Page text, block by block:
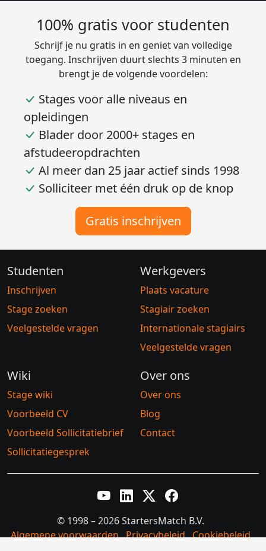
100% gratis voor studenten
Schrijf je nu gratis in en geniet van volledige
toegang. Inschrijven duurt slechts 3 minuten en
brengt je de volgende voordelen:
Stages voor alle niveaus en
opleidingen
Blader door 2000+ stages en
afstudeeropdrachten
Al meer dan 25 jaar actief sinds 1998
Solliciteer met één druk op de knop
Gratis inschrijven
Studenten
Inschrijven
Stage zoeken
Veelgestelde vragen
Werkgevers
Plaats vacature
Stagiair zoeken
Internationale stagiairs
Veelgestelde vragen
Wiki
Stage wiki
Voorbeeld CV
Voorbeeld Sollicitatiebrief
Sollicitatiegesprek
Over ons
Over ons
Blog
Contact
YouTubeLinkedInTwitter XFacebook
© 1998 – 2026 StartersMatch B.V.
Algemene voorwaarden Privacybeleid Cookiebeleid